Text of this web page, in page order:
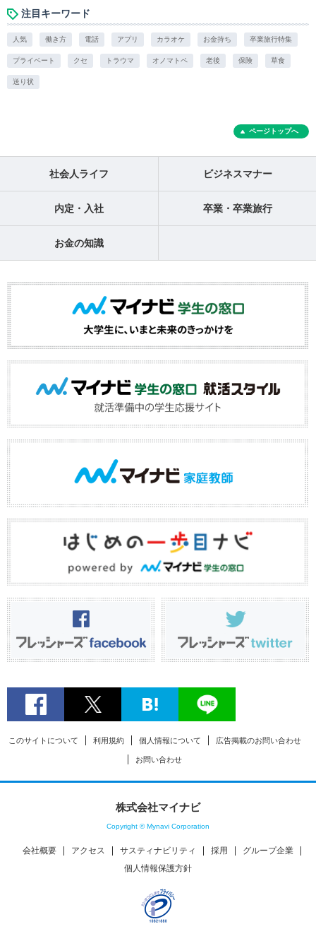
注目キーワード
人気 働き方 電話 アプリ カラオケ お金持ち 卒業旅行特集
プライベート クセ トラウマ オノマトペ 老後 保険 草食
送り状
ページトップへ
社会人ライフ ビジネスマナー
内定・入社 卒業・卒業旅行
お金の知識
このサイトについて 利用規約 個人情報について 広告掲載のお問い合わせ
お問い合わせ
株式会社マイナビ
Copyright © Mynavi Corporation
会社概要 アクセス サスティナビリティ 採用
グループ企業
個人情報保護方針